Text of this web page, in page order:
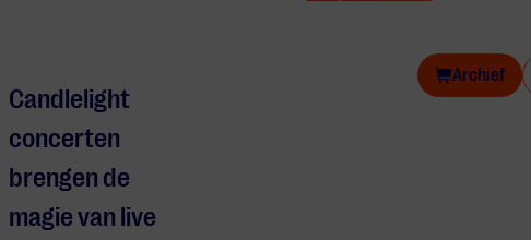
Archief
Candlelight
concerten
brengen de
magie van live